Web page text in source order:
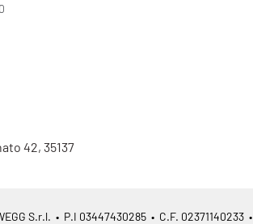
42, 35137
S.r.l. • P.I 03447430285 • C.F. 02371140233